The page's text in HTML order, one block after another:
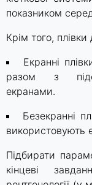
показником
Крім того,
Екранні
разом з
екранами.
Безекранні
використовують
Підбирати
кінцеві